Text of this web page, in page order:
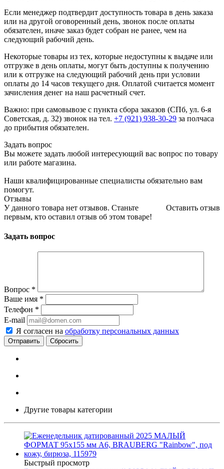
Если менеджер подтвердит доступность товара в день заказа
или на другой оговоренный день, звонок после оплаты
обязателен, иначе заказ будет собран не ранее, чем на
следующий рабочий день.
Некоторые товары из тех, которые недоступны к выдаче или
отгрузке в день оплаты, могут быть доступны к получению
или к отгрузке на следующий рабочий день при условии
оплаты до 14 часов текущего дня. Оплатой считается момент
зачисления денег на наш расчетный счет.
Важно: при самовывозе с пункта сборa заказов (СПб, ул. 6-я
Советская, д. 32) звонок на тел. +7 (921) 938-30-29 за полчаса
до прибытия обязателен.
Задать вопрос
Вы можете задать любой интересующий вас вопрос по товару
или работе магазина.
Наши квалифицированные специалисты обязательно вам
помогут.
Отзывы
Оставить отзыв
У данного товара нет отзывов. Станьте
первым, кто оставил отзыв об этом товаре!
Задать вопрос
Вопрос *
Ваше имя *
Телефон *
E-mail
Я согласен на обработку персональных данных
Сбросить
Другие товары категории
Быстрый просмотр